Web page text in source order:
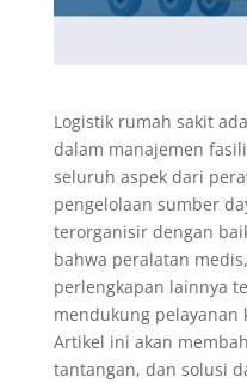
Logistik rumah sakit
dalam manajemen
seluruh aspek dari
pengelolaan sumber
terorganisir dengan
bahwa peralatan
perlengkapan lainnya
mendukung pelayanan
Artikel ini akan
tantangan, dan solusi